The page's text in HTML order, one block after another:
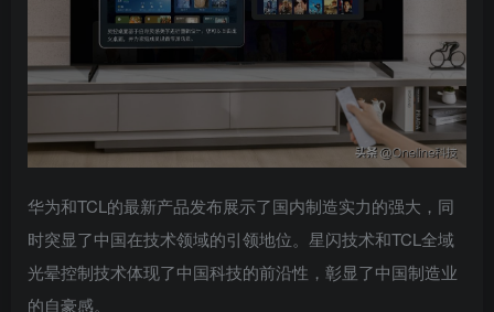
华为和TCL的最新产品发布展示了国内制造实力的强大，同
时突显了中国在技术领域的引领地位。星闪技术和TCL全域
光晕控制技术体现了中国科技的前沿性，彰显了中国制造业
的自豪感。